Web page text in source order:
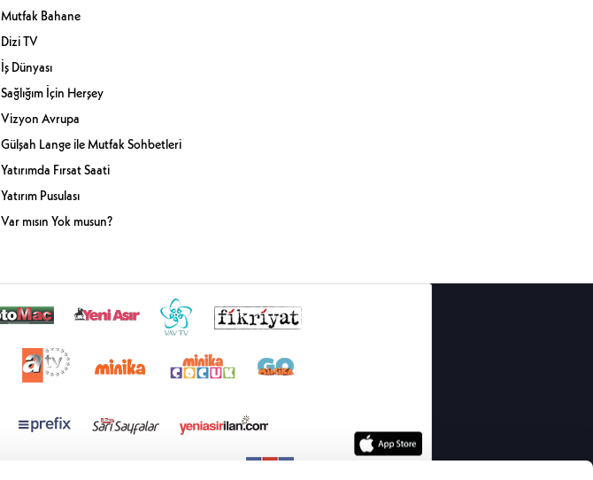
Mutfak Bahane
Dizi TV
İş Dünyası
Sağlığım İçin Herşey
Vizyon Avrupa
Gülşah Lange ile Mutfak Sohbetleri
Yatırımda Fırsat Saati
Yatırım Pusulası
Var mısın Yok musun?